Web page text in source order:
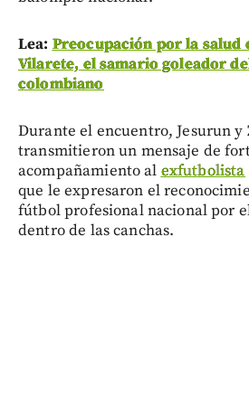
Lea: Preocupación por la salud
Vilarete, el samario goleador
colombiano
Durante el encuentro, Jesurun y
transmitieron un mensaje de
acompañamiento al exfutbolista
que le expresaron el
fútbol profesional nacional por
dentro de las canchas.